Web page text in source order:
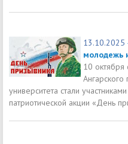
13.10.2025
молодежь
10
Ангарского
университета стали
патриотической акции «День